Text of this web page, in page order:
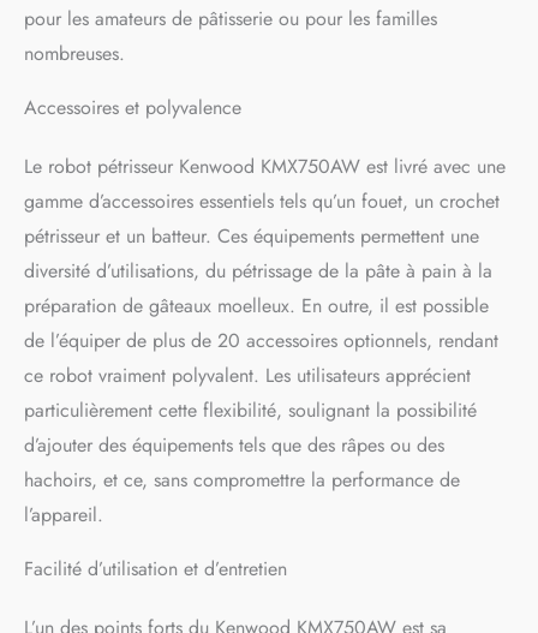
pour les amateurs de pâtisserie ou pour les familles
nombreuses.
Accessoires et polyvalence
Le robot pétrisseur Kenwood KMX750AW est livré avec une
gamme d’accessoires essentiels tels qu’un fouet, un crochet
pétrisseur et un batteur. Ces équipements permettent une
diversité d’utilisations, du pétrissage de la pâte à pain à la
préparation de gâteaux moelleux. En outre, il est possible
de l’équiper de plus de 20 accessoires optionnels, rendant
ce robot vraiment polyvalent. Les utilisateurs apprécient
particulièrement cette flexibilité, soulignant la possibilité
d’ajouter des équipements tels que des râpes ou des
hachoirs, et ce, sans compromettre la performance de
l’appareil.
Facilité d’utilisation et d’entretien